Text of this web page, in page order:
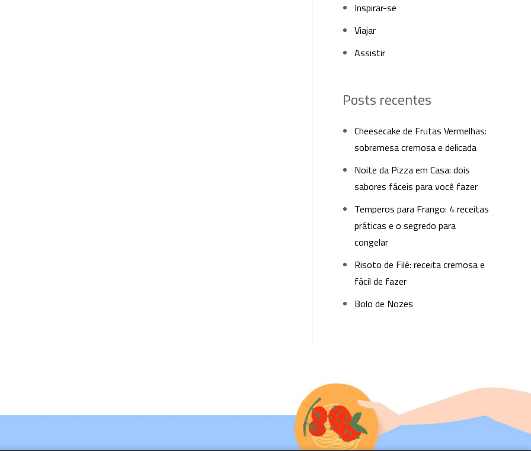
Inspirar-se
Viajar
Assistir
Posts recentes
Cheesecake de Frutas Vermelhas:
sobremesa cremosa e delicada
Noite da Pizza em Casa: dois
sabores fáceis para você fazer
Temperos para Frango: 4 receitas
práticas e o segredo para
congelar
Risoto de Filé: receita cremosa e
fácil de fazer
Bolo de Nozes